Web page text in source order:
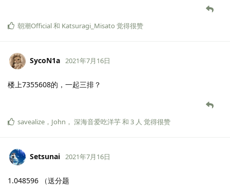
朝潮Official和 Katsuragi_Misato 觉得很赞
SycoN1a 2021年7月16日
楼上7355608的，一起三排？
savealize ， John ， 深海音爱吃洋芋和 3 人 觉得很赞
Setsunai 2021年7月16日
1.048596 （送分题